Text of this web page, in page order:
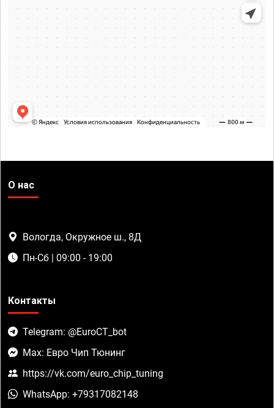
О нас
Вологда, Окружное ш., 8Д
Пн-Сб | 09:00 - 19:00
Контакты
Telegram: @EuroCT_bot
Max: Евро Чип Тюнинг
https://vk.com/euro_chip_tuning
WhatsApp: +79317082148